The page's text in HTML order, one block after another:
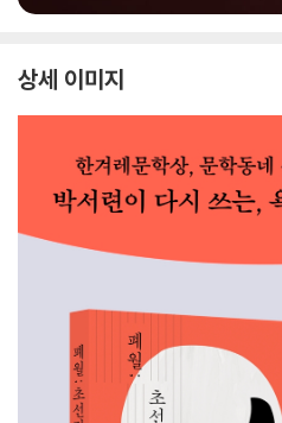
상세 이미지